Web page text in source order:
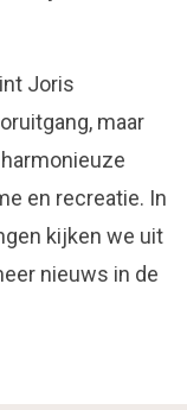
Joris
maar
en recreatie. In
kijken we uit
nieuws in de